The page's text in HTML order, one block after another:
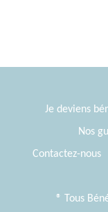
Je deviens
Nos
Contactez-nous
® Tous